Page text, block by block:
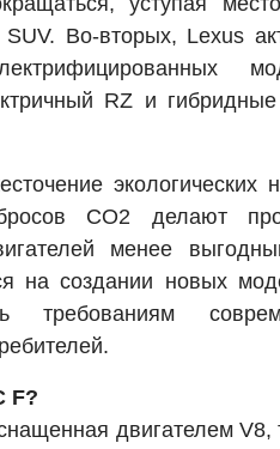
Во-вторых, Lexus
RZ и
CO2 делают
менее
на создании новых
требованиям
F?
двигателем V8,